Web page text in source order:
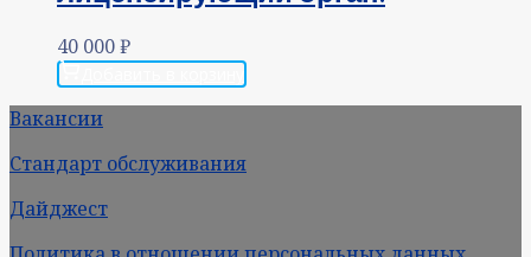
40 000₽
Вакансии
Стандарт обслуживания
Дайджест